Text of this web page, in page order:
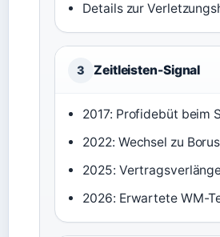
Details zur
3 Zeitleisten-Signal
2017: Profidebüt beim
2022: Wechsel zu
2025:
2026: Erwartete WM-